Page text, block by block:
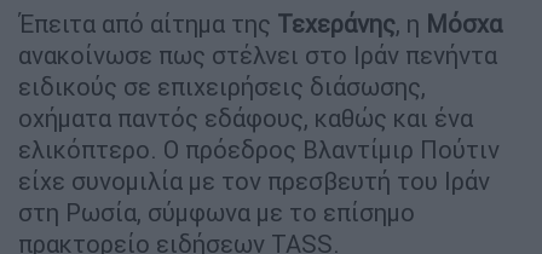
Έπειτα από αίτημα της Τεχεράνης, η Μόσχα
ανακοίνωσε πως στέλνει στο Ιράν πενήντα
ειδικούς σε επιχειρήσεις διάσωσης,
οχήματα παντός εδάφους, καθώς και ένα
ελικόπτερο. Ο πρόεδρος Βλαντίμιρ Πούτιν
είχε συνομιλία με τον πρεσβευτή του Ιράν
στη Ρωσία, σύμφωνα με το επίσημο
πρακτορείο ειδήσεων TASS.